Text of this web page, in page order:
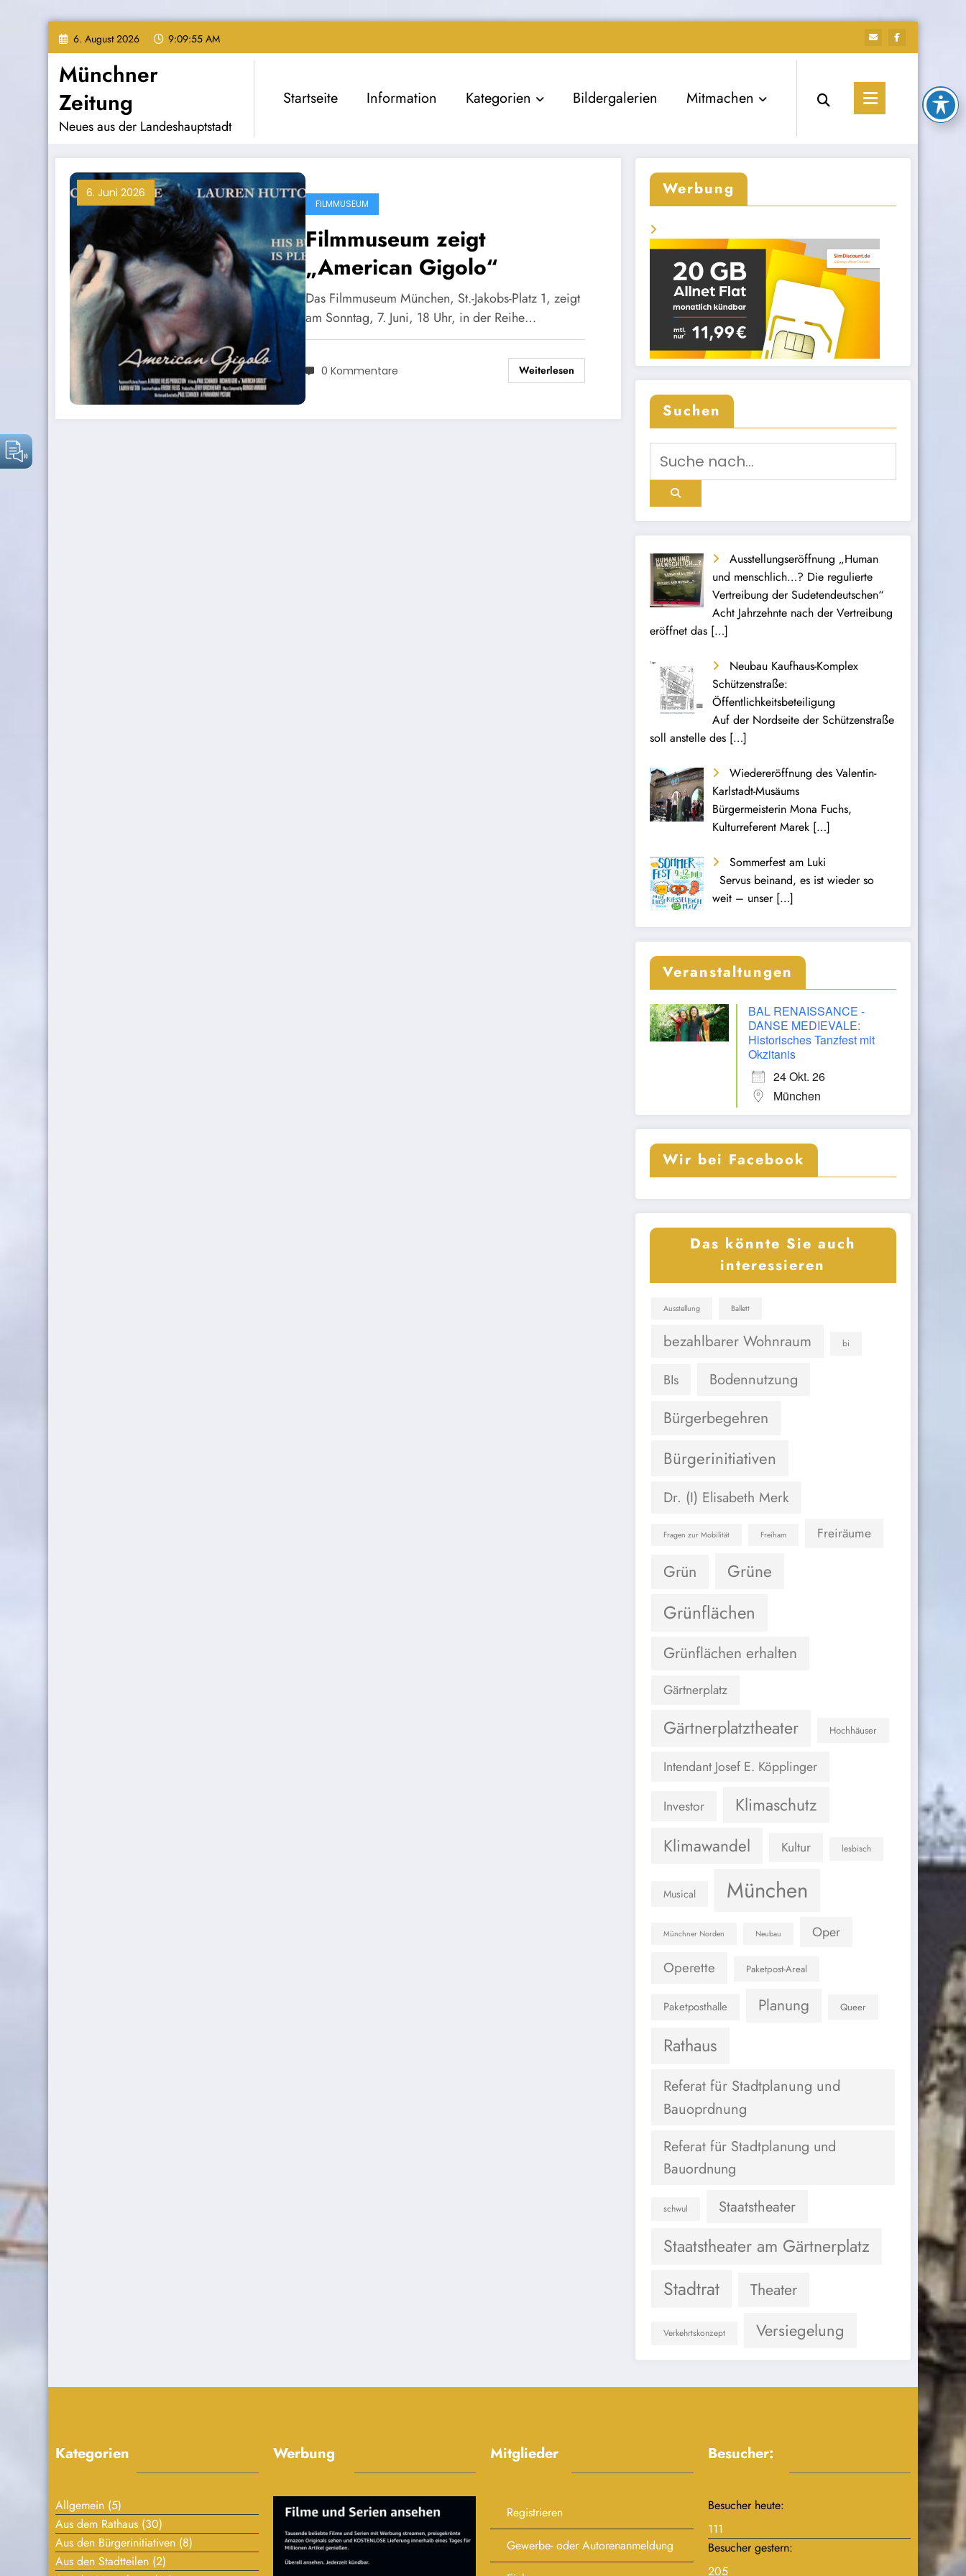
Zum
Inhalt
springen
6. August 2026 9:09:56 AM
Münchner
Zeitung
Neues aus der Landeshauptstadt
Startseite Information Kategorien Bildergalerien Mitmachen
6. Juni 2026
FILMMUSEUM
Filmmuseum zeigt
„American Gigolo“
Das Filmmuseum München, St.-Jakobs-Platz 1, zeigt
am Sonntag, 7. Juni, 18 Uhr, in der Reihe…
0 Kommentare Weiterlesen
Werbung
Suchen
Ausstellungseröffnung „Human
und menschlich…? Die regulierte
Vertreibung der Sudetendeutschen“
Acht Jahrzehnte nach der Vertreibung
eröffnet das […]
Neubau Kaufhaus-Komplex
Schützenstraße:
Öffentlichkeitsbeteiligung
Auf der Nordseite der Schützenstraße
soll anstelle des […]
Wiedereröffnung des Valentin-
Karlstadt-Musäums
Bürgermeisterin Mona Fuchs,
Kulturreferent Marek […]
Sommerfest am Luki
Servus beinand, es ist wieder so
weit – unser […]
Veranstaltungen
BAL RENAISSANCE -
DANSE MEDIEVALE:
Historisches Tanzfest mit
Okzitanis
24 Okt. 26
München
Wir bei Facebook
Das könnte Sie auch
interessieren
Ausstellung Ballett
bezahlbarer Wohnraum bi
BIs Bodennutzung
Bürgerbegehren
Bürgerinitiativen
Dr. (I) Elisabeth Merk
Fragen zur Mobilität Freiham Freiräume
Grün Grüne
Grünflächen
Grünflächen erhalten
Gärtnerplatz
Gärtnerplatztheater Hochhäuser
Intendant Josef E. Köpplinger
Investor Klimaschutz
Klimawandel Kultur lesbisch
Musical München
Münchner Norden Neubau Oper
Operette Paketpost-Areal
Paketposthalle Planung Queer
Rathaus
Referat für Stadtplanung und
Bauoprdnung
Referat für Stadtplanung und
Bauordnung
schwul Staatstheater
Staatstheater am Gärtnerplatz
Stadtrat Theater
Verkehrtskonzept Versiegelung
Kategorien
Allgemein (5)
Aus dem Rathaus (30)
Aus den Bürgerinitiativen (8)
Aus den Stadtteilen (2)
Werbung Mitglieder
Registrieren
Gewerbe- oder Autorenanmeldung
Besucher:
Besucher heute:
111
Besucher gestern:
205